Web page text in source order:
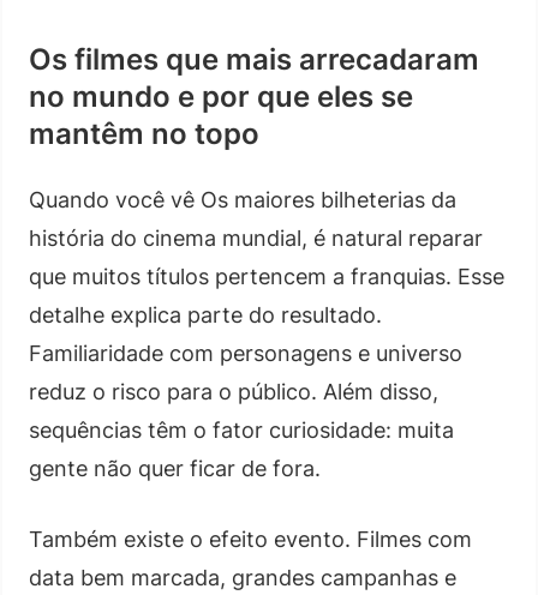
Os filmes que mais arrecadaram
no mundo e por que eles se
mantêm no topo
Quando você vê Os maiores bilheterias da
história do cinema mundial, é natural reparar
que muitos títulos pertencem a franquias. Esse
detalhe explica parte do resultado.
Familiaridade com personagens e universo
reduz o risco para o público. Além disso,
sequências têm o fator curiosidade: muita
gente não quer ficar de fora.
Também existe o efeito evento. Filmes com
data bem marcada, grandes campanhas e